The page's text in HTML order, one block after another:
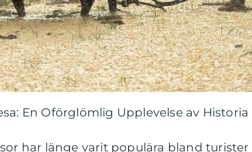
En Oförglömlig Upplevelse av Historia
har länge varit populära bland